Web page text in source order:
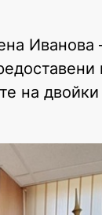
Иванова
на